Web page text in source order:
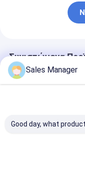
Συνιστώμενα
Sales Manager
Good day, what